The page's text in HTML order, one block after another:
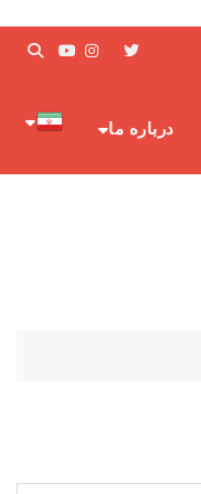
درباره ما